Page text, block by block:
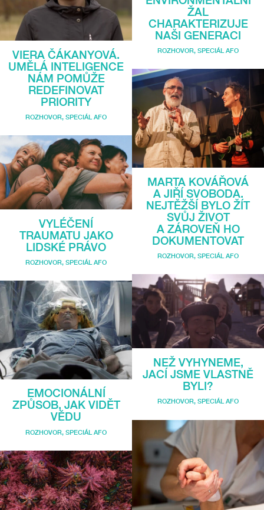
VIERA ČÁKANYOVÁ.
UMĚLÁ INTELIGENCE
NÁM POMŮŽE
REDEFINOVAT
PRIORITY
ROZHOVOR, SPECIÁL AFO
VYLÉČENÍ
TRAUMATU JAKO
LIDSKÉ PRÁVO
ROZHOVOR, SPECIÁL AFO
EMOCIONÁLNÍ
ZPŮSOB, JAK VIDĚT
VĚDU
ROZHOVOR SPECIÁL AFO
ŽAL
CHARAKTERIZUJE
NAŠI GENERACI
ROZHOVOR, SPECIÁL AFO
MARTA KOVÁŘOVÁ
A JIŘÍ SVOBODA.
NEJTĚŽŠÍ BYLO ŽÍT
SVŮJ ŽIVOT
A ZÁROVEŇ HO
DOKUMENTOVAT
ROZHOVOR, SPECIÁL AFO
NEŽ VYHYNEME,
JACÍ JSME VLASTNĚ
BYLI?
ROZHOVOR, SPECIÁL AFO